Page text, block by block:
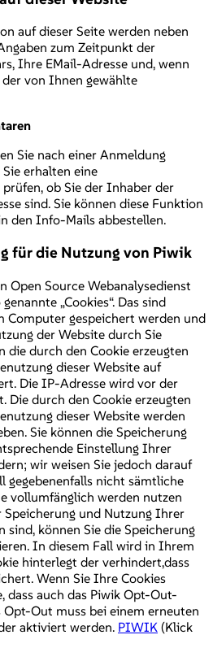
auf dieser Seite werden neben
zum Zeitpunkt der
Ihre EMail-Adresse und, wenn
von Ihnen gewählte
Sie nach einer Anmeldung
erhalten eine
ob Sie der Inhaber der
sind. Sie können diese Funktion
den Info-Mails abbestellen.
für die Nutzung von Piwik
Open Source Webanalysedienst
„Cookies“. Das sind
Computer gespeichert werden und
der Website durch Sie
die durch den Cookie erzeugten
dieser Website auf
Die IP-Adresse wird vor der
Die durch den Cookie erzeugten
dieser Website werden
Sie können die Speicherung
Einstellung Ihrer
wir weisen Sie jedoch darauf
gegebenenfalls nicht sämtliche
vollumfänglich werden nutzen
Speicherung und Nutzung Ihrer
sind, können Sie die Speicherung
In diesem Fall wird in Ihrem
hinterlegt der verhindert,dass
Wenn Sie Ihre Cookies
dass auch das Piwik Opt-Out-
Opt-Out muss bei einem erneuten
aktiviert werden. PIWIK (Klick